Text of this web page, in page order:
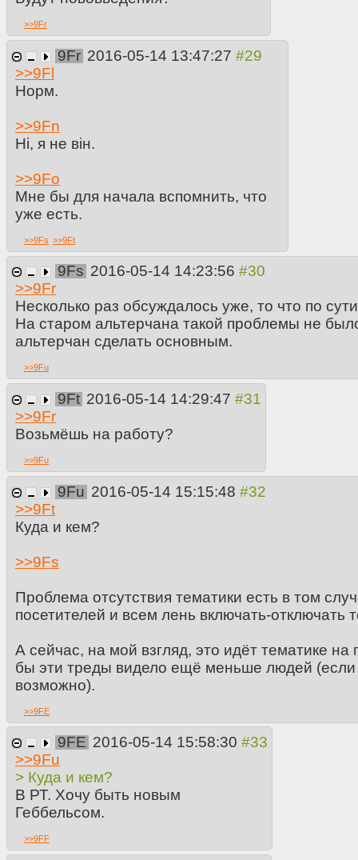
>>9Fr
9Fr 2016-05-14 13:47:27
>>9Fl
Норм.
>>9Fn
Hi, я не вiн.
>>9Fo
Мне бы для начала вспомнить, что
уже есть.
>>9Fs >>9Ft
9Fs 2016-05-14 14:23:56
>>9Fr
Несколько раз обсуждалось уже, то что по
На старом альтерчана такой проблемы не
альтерчан сделать основным.
>>9Fu
9Ft 2016-05-14 14:29:47
>>9Fr
Возьмёшь на работу?
>>9Fu
9Fu 2016-05-14 15:15:48
>>9Ft
Куда и кем?
>>9Fs
Проблема отсутствия тематики есть в том
посетителей и всем лень включать-отключать
А сейчас, на мой взгляд, это идёт тематике на
бы эти треды видело ещё меньше людей (если
возможно).
>>9FE
9FE 2016-05-14 15:58:30
>>9Fu
> Куда и кем?
В РТ. Хочу быть новым
Геббельсом.
>>9FF